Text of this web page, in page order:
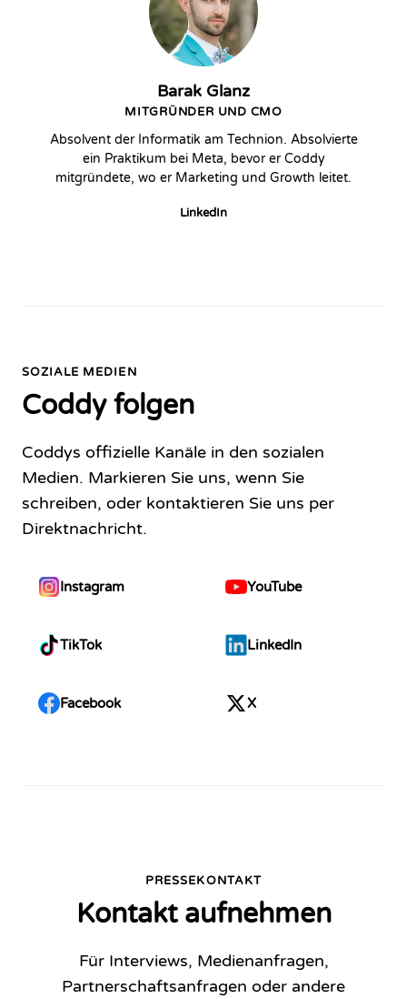
Barak Glanz
MITGRÜNDER UND CMO
Absolvent der Informatik am Technion. Absolvierte
ein Praktikum bei Meta, bevor er Coddy
mitgründete, wo er Marketing und Growth leitet.
LinkedIn
SOZIALE MEDIEN
Coddy folgen
Coddys offizielle Kanäle in den sozialen
Medien. Markieren Sie uns, wenn Sie
schreiben, oder kontaktieren Sie uns per
Direktnachricht.
Instagram YouTube
TikTok LinkedIn
Facebook X
PRESSEKONTAKT
Kontakt aufnehmen
Für Interviews, Medienanfragen,
Partnerschaftsanfragen oder andere